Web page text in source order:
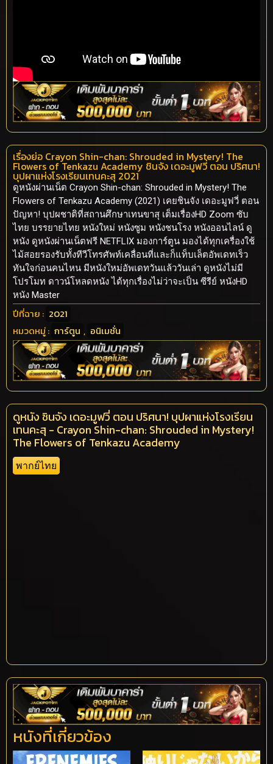
เรื่องย่อ Crayon Shin-chan: Shrouded in Mystery! The
Flowers of Tenkazu Academy ชินจัง เดอะมูฟวี่ ตอน ปริศนา!
บุปผาแห่งโรงเรียนเทนคะสุ 2021
ดูหนังผ่านเน็ต Crayon Shin-chan: Shrouded in Mystery! The
Flowers of Tenkazu Academy (2021) เคยชินจัง เดอะมูฟวี่ ตอน
ปัญหา! บุปผชาติที่สถานศึกษาเทนขาสุ เต็มเรื่องHD Zoom ซับ
ไทย บรรยายไทย หนังใหม่ หนังซูม หนังชนโรง หนังออนไลน์ ดู
หนัง ดูหนังผ่านเน็ตฟรี NETFLIX มองการ์ตูน มองได้ทุกเครื่องใช้
ไม้สอยรองรับทั้งทีวีโทรศัพท์เคลื่อนที่และก็แท็บเล็ตอัพเดทเร็ว
ทันใจก่อนคนไหน มีหนังใหม่อัพเดทวันแล้ววันเล่า ดูหนังไม่มี
โปรโมท ดาวน์โหลดหนัง ได้ทุกเรื่องไม่ว่าจะเป็น ซีรีย์ หนังHD
หนัง Master
ปีที่ฉาย : 2021
หมวดหมู่ : การ์ตูน , อนิเมชั่น
ดูหนัง ชินจัง เดอะมูฟวี่ ตอน ปริศนา! บุปผาแห่งโรงเรียน
เทนคะสุ - Crayon Shin-chan: Shrouded in Mystery!
The Flowers of Tenkazu Academy
พากย์ไทย
หนังที่เกี่ยวข้อง